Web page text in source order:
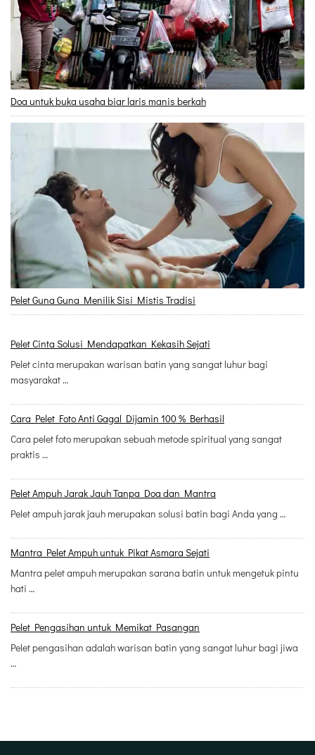
Doa untuk buka usaha biar laris manis berkah
Pelet Guna Guna Menilik Sisi Mistis Tradisi
Pelet Cinta Solusi Mendapatkan Kekasih Sejati
Pelet cinta merupakan warisan batin yang sangat luhur bagi
masyarakat …
Cara Pelet Foto Anti Gagal Dijamin 100 % Berhasil
Cara pelet foto merupakan sebuah metode spiritual yang sangat
praktis …
Pelet Ampuh Jarak Jauh Tanpa Doa dan Mantra
Pelet ampuh jarak jauh merupakan solusi batin bagi Anda yang …
Mantra Pelet Ampuh untuk Pikat Asmara Sejati
Mantra pelet ampuh merupakan sarana batin untuk mengetuk pintu
hati …
Pelet Pengasihan untuk Memikat Pasangan
Pelet pengasihan adalah warisan batin yang sangat luhur bagi jiwa
…